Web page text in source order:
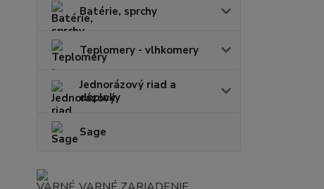
Batérie, sprchy
Teplomery - vlhkomery
Jednorázový riad a
doplnky
Sage